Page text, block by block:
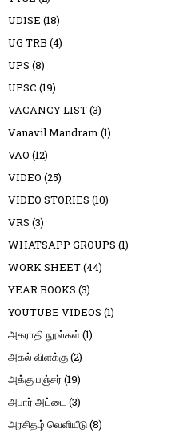
UDISE (18)
UG TRB (4)
UPS (8)
UPSC (19)
VACANCY LIST(3)
Vanavil Mandram (1)
VAO (12)
VIDEO (25)
VIDEO STORIES (10)
VRS (3)
WHATSAPP GROUPS (1)
WORK SHEET(44)
YEAR BOOKS (3)
YOUTUBE VIDEOS (1)
அகராதி நூல்கள்(1)
அகல் விளக்கு(2)
அக்கு பஞ்சர் (19)
அபார் அட்டை (3)
அரசிதழ் வெளியீடு(8)